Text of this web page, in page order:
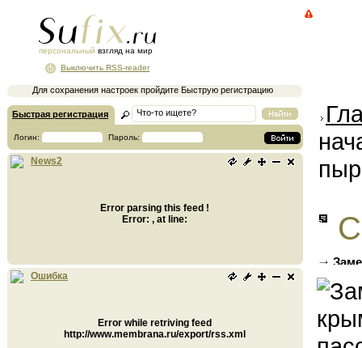
персональный взгляд на мир
Для сохранения настроек пройдите Быструю регистрацию
Выключить RSS-reader
Быстрая регистрация
Логин: Пароль:
News2
Error parsing this feed !
Error: , at line:
Ошибка
Error while retriving feed
http://www.membrana.ru/export/rss.xml